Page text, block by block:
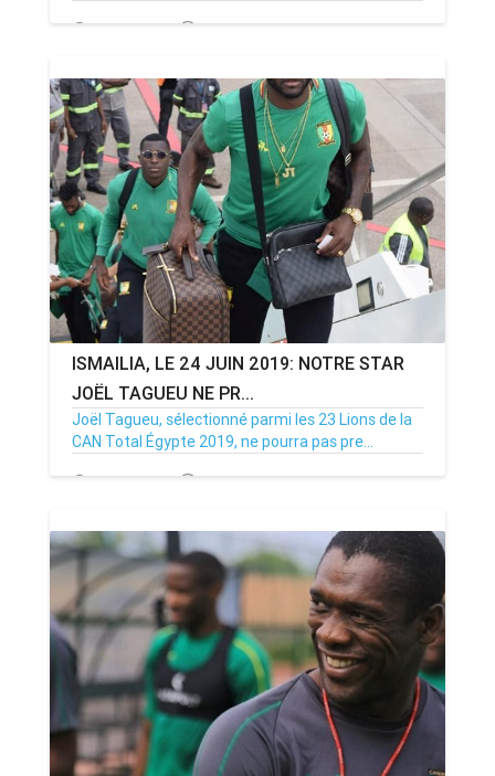
24/06/19 Par MenouActu 1
ISMAILIA, LE 24 JUIN 2019: NOTRE STAR
JOËL TAGUEU NE PR...
Joël Tagueu, sélectionné parmi les 23 Lions de la
CAN Total Égypte 2019, ne pourra pas pre...
24/06/19 Par MenouActu 0